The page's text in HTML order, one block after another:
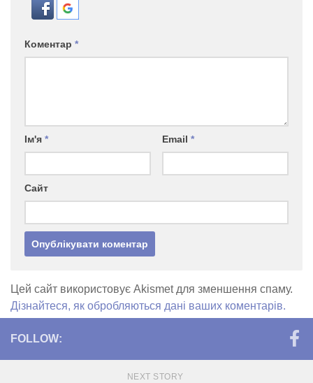
Коментар *
Ім'я * Email *
Сайт
Цей сайт використовує Akismet для зменшення спаму.
Дізнайтеся, як обробляються дані ваших коментарів.
FOLLOW:
NEXT STORY